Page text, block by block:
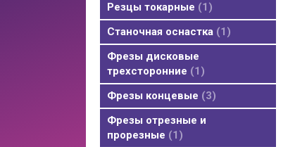
Резцы токарные
1
Станочная оснастка
1
Фрезы дисковые
трехсторонние
1
Фрезы концевые
3
Фрезы отрезные и
прорезные
1